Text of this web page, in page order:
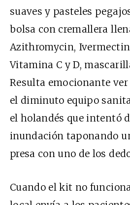
suaves y pasteles
bolsa con cremallera
Azithromycin,
Vitamina C y D,
Resulta emocionante ver
el diminuto equipo
el holandés que intentó
inundación taponando
presa con uno de los
Cuando el kit no